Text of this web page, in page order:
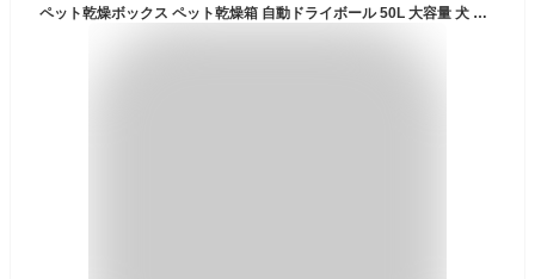
ペット乾燥ボックス ペット乾燥箱 自動ドライボール 50L 大容量 犬 猫 小型犬用 静音 タイマー機能 急速乾燥 速乾 温度調整 照明 UV除菌消毒 循環送風 保証付き フェザーストア